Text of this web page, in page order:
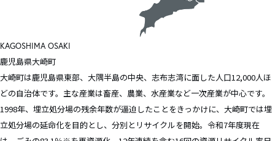
KAGOSHIMA OSAKI
鹿児島県大崎町
大崎町は鹿児島県東部、大隅半島の中央、志布志湾に面した人口12,000人ほ
どの自治体です。主な産業は畜産、農業、水産業など一次産業が中心です。
1998年、埋立処分場の残余年数が逼迫したことをきっかけに、大崎町では埋
立処分場の延命化を目的とし、分別とリサイクルを開始。令和7年度現在